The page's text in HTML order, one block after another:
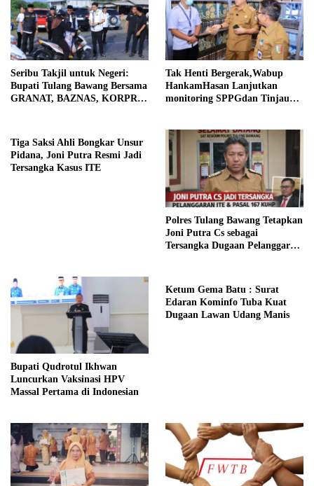
Seribu Takjil untuk Negeri:
Bupati Tulang Bawang Bersama
GRANAT, BAZNAS, KORPRI
Tak Henti Bergerak,Wabup
HankamHasan Lanjutkan
monitoring SPPGdan Tinjau
Hankam
Tiga Saksi Ahli Bongkar Unsur
Pidana, Joni Putra Resmi Jadi
Tersangka Kasus ITE
Polres Tulang Bawang Tetapkan
Joni Putra Cs sebagai
Tersangka Dugaan Pelanggaran
Bupati Qudrotul Ikhwan
Luncurkan Vaksinasi HPV
Massal Pertama di Indonesian
Ketum Gema Batu : Surat
Edaran Kominfo Tuba Kuat
Dugaan Lawan Udang Manis